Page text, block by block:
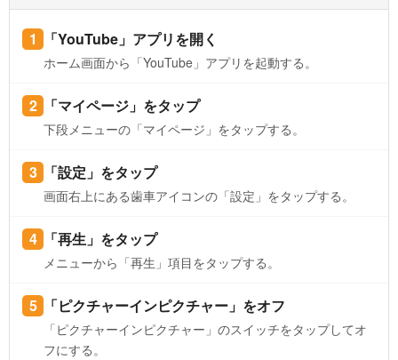
「YouTube」アプリを開く
ホーム画面から「YouTube」アプリを起動する。
「マイページ」をタップ
下段メニューの「マイページ」をタップする。
「設定」をタップ
画面右上にある歯車アイコンの「設定」をタップする。
「再生」をタップ
メニューから「再生」項目をタップする。
「ピクチャーインピクチャー」をオフ
「ピクチャーインピクチャー」のスイッチをタップしてオ
フにする。